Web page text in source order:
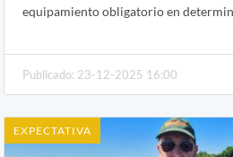
equipamiento obligatorio en
Publicado: 23-12-2025 16:00
EXPECTATIVA